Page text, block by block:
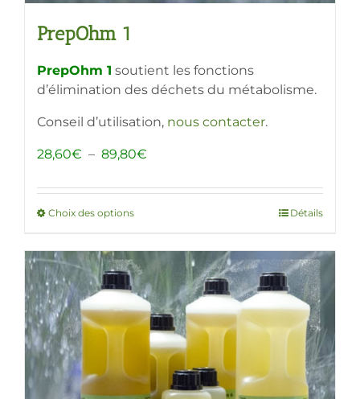
PrepOhm 1
PrepOhm 1 soutient les fonctions
d’élimination des déchets du métabolisme.
Conseil d’utilisation, nous contacter.
28,60€ – 89,80€
prix :
89,80€
Choix des optionsCe
a
plusieurs
variations.
Les
options
peuvent
être
choisies
Détails